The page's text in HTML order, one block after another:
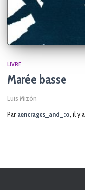
LIVRE
Marée basse
Luis Mizón
Par aencrages_and_co, il y a